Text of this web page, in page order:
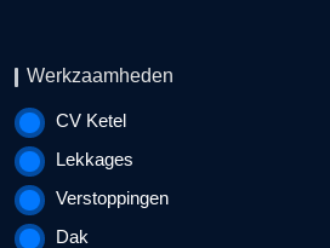
Werkzaamheden
CV Ketel
Lekkages
Verstoppingen
Dak